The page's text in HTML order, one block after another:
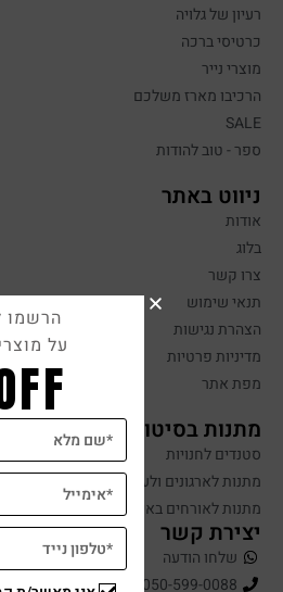
רעיון של גלויה
כרטיסי ברכה
מוצרי נייר
הרכיבו מארז משלכם
SALE
ספר - טוב להודות
ניווט באתר
אודות
בלוג
צרו קשר
תנאי שימוש
הצהרת נגישות
מדיניות פרטיות
מפת אתר
מתנות בסיטונאות
סטנדים לחנויות
מתנות לארגונים ולעובדים
מתנות לאורחים באירועים
יצירת קשר
שלחו הודעה
050-599-0088
הרשמו
על